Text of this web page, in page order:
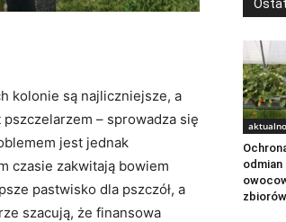
kolonie są najliczniejsze, a
– sprowadza się
jest jednak
czasie zakwitają bowiem
pastwisko dla pszczół, a
szacują, że finansowa
zbiorów